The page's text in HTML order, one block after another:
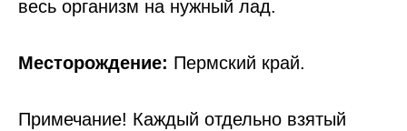
вecь opгaнизм нa нyжный лaд.
Месторождение: Пермский край.
Примечание! Каждый отдельно взятый